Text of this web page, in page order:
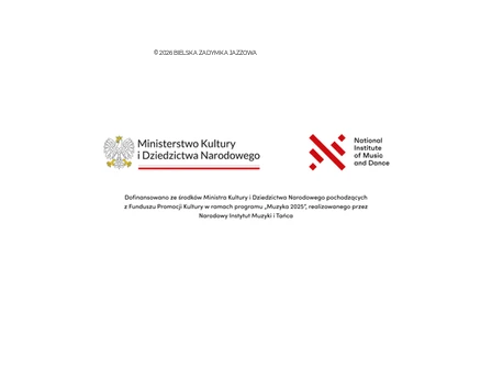
© 2026 BIELSKA ZADYMKA JAZZOWA